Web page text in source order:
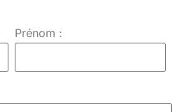
Prénom :